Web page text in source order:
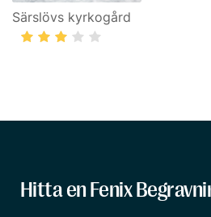
Särslövs kyrkogård
Hitta en Fenix